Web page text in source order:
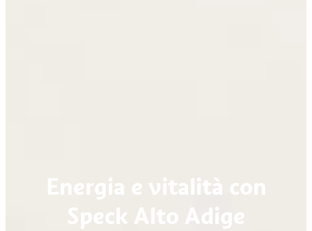
Energia e vitalità con
Speck Alto Adige